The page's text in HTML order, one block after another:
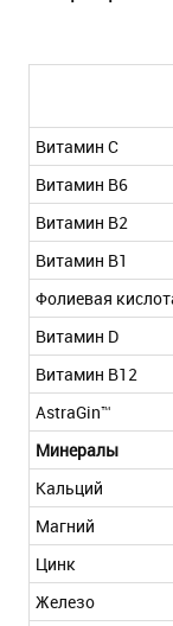
Витамин С
Витамин В6
Витамин В2
Витамин В1
Фолиевая
Витамин D
Витамин В12
AstraGin™
Минералы
Кальций
Магний
Цинк
Железо